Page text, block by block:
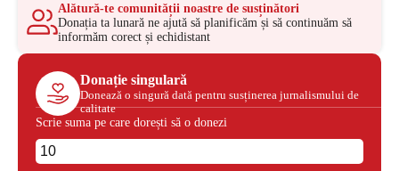
Alătură-te comunității noastre de susținători
Donația ta lunară ne ajută să planificăm și să continuăm să
informăm corect și echidistant
Donație singulară
Donează o singură dată pentru susținerea jurnalismului de
calitate
Scrie suma pe care dorești să o donezi